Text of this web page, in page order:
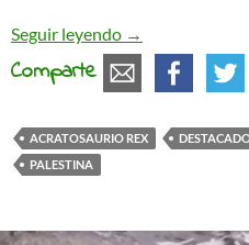
Seguir leyendo Hola ¿A
→
Comparte
ACRATOSAURIO REX
PALESTINA